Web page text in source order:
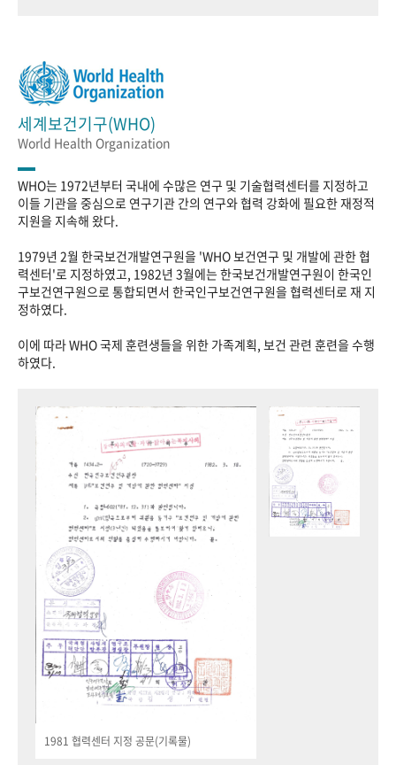
세계보건기구(WHO)
World Health Organization
WHO는 1972년부터 국내에 수많은 연구 및 기술협력센터를 지정하고
이들 기관을 중심으로 연구기관 간의 연구와 협력 강화에 필요한 재정적
지원을 지속해 왔다.
1979년 2월 한국보건개발연구원을 'WHO 보건연구 및 개발에 관한 협
력센터'로 지정하였고, 1982년 3월에는 한국보건개발연구원이 한국인
구보건연구원으로 통합되면서 한국인구보건연구원을 협력센터로 재 지
정하였다.
이에 따라 WHO 국제 훈련생들을 위한 가족계획, 보건 관련 훈련을 수행
하였다.
1981 협력센터 지정 공문(기록물)